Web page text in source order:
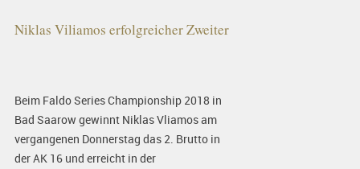
Niklas Viliamos erfolgreicher Zweiter
Beim Faldo Series Championship 2018 in
Bad Saarow gewinnt Niklas Vliamos am
vergangenen Donnerstag das 2. Brutto in
der AK 16 und erreicht in der